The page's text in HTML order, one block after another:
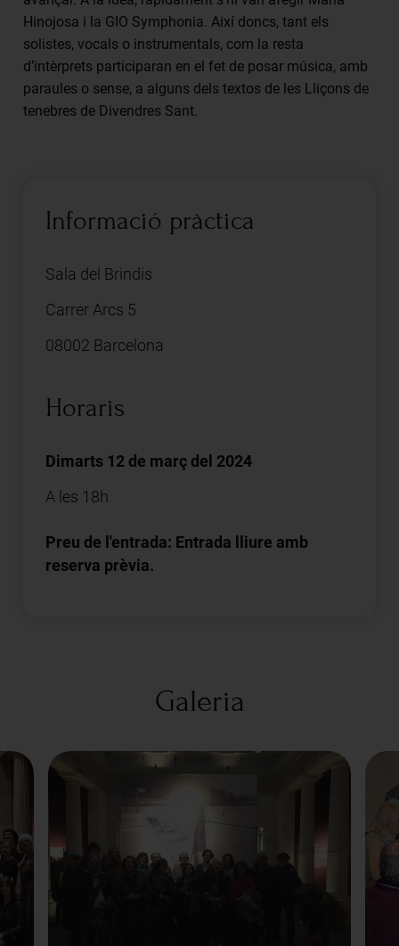
Hinojosa i la GIO Symphonia. Així doncs, tant els
solistes, vocals o instrumentals, com la resta
d’intèrprets participaran en el fet de posar música, amb
paraules o sense, a alguns dels textos de les Lliçons de
tenebres de Divendres Sant.
Informació pràctica
Sala del Brindis
Carrer Arcs 5
08002 Barcelona
Horaris
Dimarts 12 de març del 2024
A les 18h
Preu de l'entrada: Entrada lliure amb
reserva prèvia.
Galeria